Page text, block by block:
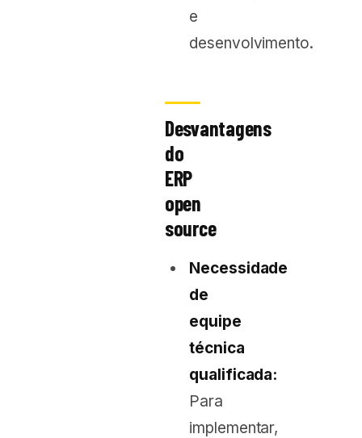
e
desenvolvimento.
Desvantagens
do
ERP
open
source
Necessidade
de
equipe
técnica
qualificada:
Para
implementar,